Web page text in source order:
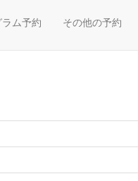
ム予約 その他の予約